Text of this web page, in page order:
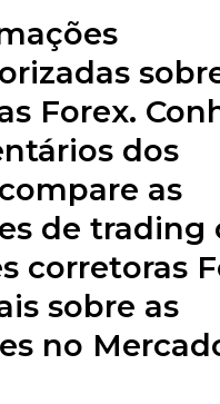
Forex.
dos
as
de trading
corretoras
sobre as
no